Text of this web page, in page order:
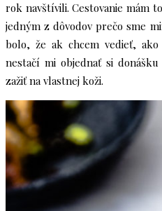
rok navštívili. Cestovanie mám
jedným z dôvodov prečo sme
bolo, že ak chcem vedieť,
nestačí mi objednať si
zažiť na vlastnej koži.